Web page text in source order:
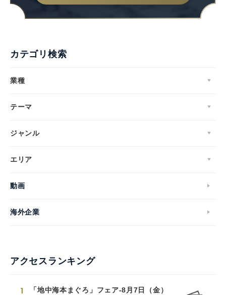
カテゴリ検索
業種
テーマ
ジャンル
エリア
動画
海外企業
アクセスランキング
1
「地中海本まぐろ」フェア-8月7日（金）